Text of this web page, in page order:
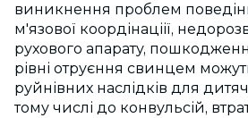
виникнення проблем
м'язової коордінаціії,
рухового апарату,
рівні отруєння свинцем
руйнівних наслідків для
тому числі до конвульсій,